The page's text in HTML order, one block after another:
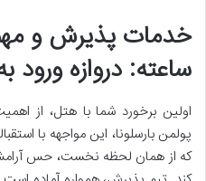
ساعته: دروازه ورود
اولین برخورد شما با هتل، از
پولمن بارسلونا، این مواجهه با
که از همان لحظه نخست، حس